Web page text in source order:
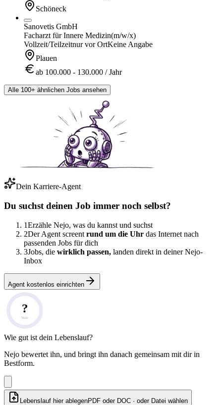
Schöneck
Sanovetis GmbH
Facharzt für Innere Medizin(m/w/x)
Vollzeit/Teilzeitnur vor OrtKeine Angabe
Plauen
ab 100.000 - 130.000 / Jahr
Alle 100+ ähnlichen Jobs ansehen
Dein Karriere-Agent
Du suchst deinen Job immer noch selbst?
1Erzähle Nejo, was du kannst und suchst
2Der Agent screent rund um die Uhr das Internet nach
passenden Jobs für dich
3Jobs, die wirklich passen, landen direkt in deiner Nejo-
Inbox
Agent kostenlos einrichten
?
Note
Wie gut ist dein Lebenslauf?
Nejo bewertet ihn, und bringt ihn danach gemeinsam mit dir in
Bestform.
Lebenslauf hier ablegenPDF oder DOC · oder Datei wählen